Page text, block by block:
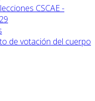
CSCAE -
de votación del cuerpo